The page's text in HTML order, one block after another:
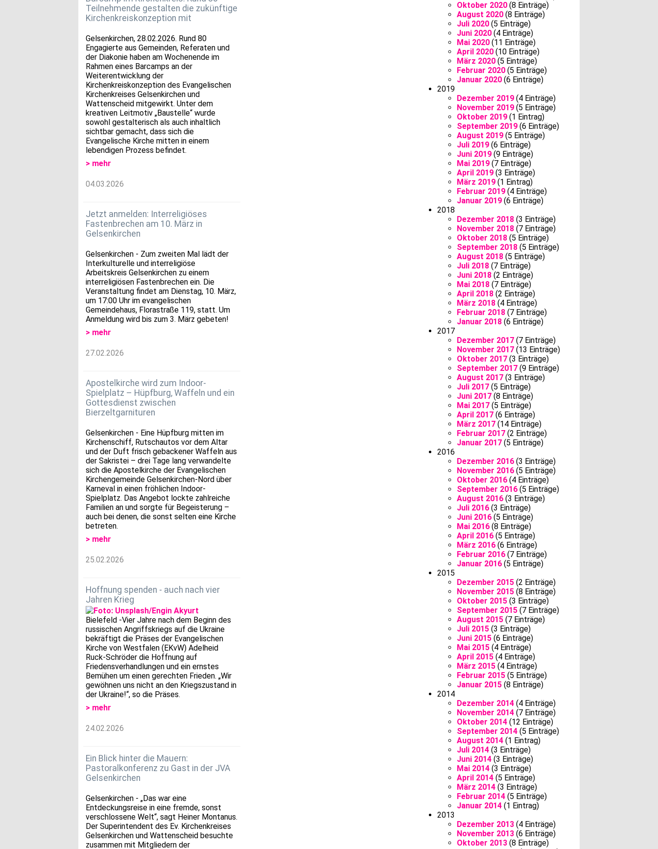
Teilnehmende gestalten die zukünftige
Kirchenkreiskonzeption mit
Gelsenkirchen, 28.02.2026. Rund 80
Engagierte aus Gemeinden, Referaten und
der Diakonie haben am Wochenende im
Rahmen eines Barcamps an der
Weiterentwicklung der
Kirchenkreiskonzeption des Evangelischen
Kirchenkreises Gelsenkirchen und
Wattenscheid mitgewirkt. Unter dem
kreativen Leitmotiv „Baustelle“ wurde
sowohl gestalterisch als auch inhaltlich
sichtbar gemacht, dass sich die
Evangelische Kirche mitten in einem
lebendigen Prozess befindet.
> mehr
04.03.2026
Jetzt anmelden: Interreligiöses
Fastenbrechen am 10. März in
Gelsenkirchen
Gelsenkirchen - Zum zweiten Mal lädt der
Interkulturelle und interreligiöse
Arbeitskreis Gelsenkirchen zu einem
interreligiösen Fastenbrechen ein. Die
Veranstaltung findet am Dienstag, 10. März,
um 17:00 Uhr im evangelischen
Gemeindehaus, Florastraße 119, statt. Um
Anmeldung wird bis zum 3. März gebeten!
> mehr
27.02.2026
Apostelkirche wird zum Indoor-
Spielplatz – Hüpfburg, Waffeln und ein
Gottesdienst zwischen
Bierzeltgarnituren
Gelsenkirchen - Eine Hüpfburg mitten im
Kirchenschiff, Rutschautos vor dem Altar
und der Duft frisch gebackener Waffeln aus
der Sakristei – drei Tage lang verwandelte
sich die Apostelkirche der Evangelischen
Kirchengemeinde Gelsenkirchen-Nord über
Karneval in einen fröhlichen Indoor-
Spielplatz. Das Angebot lockte zahlreiche
Familien an und sorgte für Begeisterung –
auch bei denen, die sonst selten eine Kirche
betreten.
> mehr
25.02.2026
Hoffnung spenden - auch nach vier
Jahren Krieg
Bielefeld -Vier Jahre nach dem Beginn des
russischen Angriffskriegs auf die Ukraine
bekräftigt die Präses der Evangelischen
Kirche von Westfalen (EKvW) Adelheid
Ruck-Schröder die Hoffnung auf
Friedensverhandlungen und ein ernstes
Bemühen um einen gerechten Frieden. „Wir
gewöhnen uns nicht an den Kriegszustand in
der Ukraine!“, so die Präses.
> mehr
24.02.2026
Ein Blick hinter die Mauern:
Pastoralkonferenz zu Gast in der JVA
Gelsenkirchen
Gelsenkirchen - „Das war eine
Entdeckungsreise in eine fremde, sonst
verschlossene Welt“, sagt Heiner Montanus.
Der Superintendent des Ev. Kirchenkreises
Gelsenkirchen und Wattenscheid besuchte
zusammen mit Mitgliedern der
Oktober 2020(8 Einträge)
August 2020(8 Einträge)
Juli 2020(5 Einträge)
Juni 2020(4 Einträge)
Mai 2020(11 Einträge)
April 2020(10 Einträge)
März 2020(5 Einträge)
Februar 2020(5 Einträge)
Januar 2020(6 Einträge)
2019
Dezember 2019(4 Einträge)
November 2019(5 Einträge)
Oktober 2019(1 Eintrag)
September 2019(6 Einträge)
August 2019(5 Einträge)
Juli 2019(6 Einträge)
Juni 2019(9 Einträge)
Mai 2019(7 Einträge)
April 2019(3 Einträge)
März 2019(1 Eintrag)
Februar 2019(4 Einträge)
Januar 2019(6 Einträge)
2018
Dezember 2018(3 Einträge)
November 2018(7 Einträge)
Oktober 2018(5 Einträge)
September 2018(5 Einträge)
August 2018(5 Einträge)
Juli 2018(7 Einträge)
Juni 2018(2 Einträge)
Mai 2018(7 Einträge)
April 2018(2 Einträge)
März 2018(4 Einträge)
Februar 2018(7 Einträge)
Januar 2018(6 Einträge)
2017
Dezember 2017(7 Einträge)
November 2017(13 Einträge)
Oktober 2017(3 Einträge)
September 2017(9 Einträge)
August 2017(3 Einträge)
Juli 2017(5 Einträge)
Juni 2017(8 Einträge)
Mai 2017(5 Einträge)
April 2017(6 Einträge)
März 2017(14 Einträge)
Februar 2017(2 Einträge)
Januar 2017(5 Einträge)
2016
Dezember 2016(3 Einträge)
November 2016(5 Einträge)
Oktober 2016(4 Einträge)
September 2016(5 Einträge)
August 2016(3 Einträge)
Juli 2016(3 Einträge)
Juni 2016(5 Einträge)
Mai 2016(8 Einträge)
April 2016(5 Einträge)
März 2016(6 Einträge)
Februar 2016(7 Einträge)
Januar 2016(5 Einträge)
2015
Dezember 2015(2 Einträge)
November 2015(8 Einträge)
Oktober 2015(3 Einträge)
September 2015(7 Einträge)
August 2015(7 Einträge)
Juli 2015(3 Einträge)
Juni 2015(6 Einträge)
Mai 2015(4 Einträge)
April 2015(4 Einträge)
März 2015(4 Einträge)
Februar 2015(5 Einträge)
Januar 2015(8 Einträge)
2014
Dezember 2014(4 Einträge)
November 2014(7 Einträge)
Oktober 2014(12 Einträge)
September 2014(5 Einträge)
August 2014(1 Eintrag)
Juli 2014(3 Einträge)
Juni 2014(3 Einträge)
Mai 2014(3 Einträge)
April 2014(5 Einträge)
März 2014(3 Einträge)
Februar 2014(5 Einträge)
Januar 2014(1 Eintrag)
2013
Dezember 2013(4 Einträge)
November 2013(6 Einträge)
Oktober 2013(8 Einträge)